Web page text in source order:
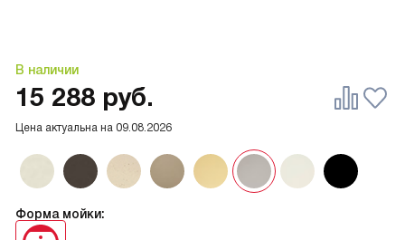
В наличии
Форма мойки:
Цена актуальна на 09.08.2026
15 288 руб.